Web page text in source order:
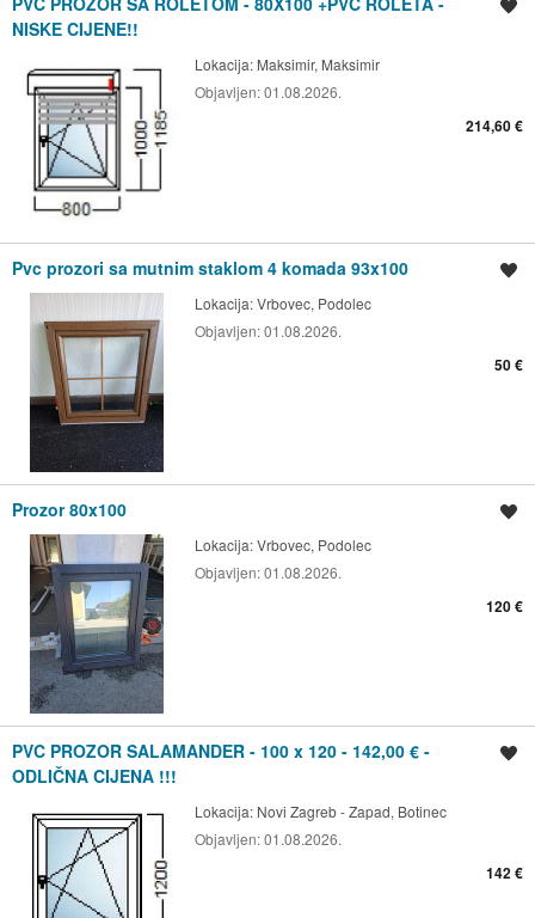
NISKE CIJENE!!
Lokacija: Maksimir, Maksimir
Objavljen:01.08.2026.
214,60 €
Pvc prozori sa mutnim staklom 4 komada 93x100
Lokacija:Vrbovec, Podolec
Objavljen:01.08.2026.
50 €
Prozor 80x100
Lokacija:Vrbovec, Podolec
Objavljen:01.08.2026.
120 €
PVC PROZOR SALAMANDER - 100 x 120 - 142,00 € -
ODLIČNA CIJENA !!!
Lokacija: Novi Zagreb - Zapad, Botinec
Objavljen:01.08.2026.
142 €